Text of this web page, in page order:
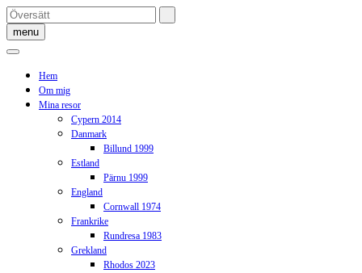
Skip
to
content
menu
Hem
Om mig
Mina resor
Cypern 2014
Danmark
Billund 1999
Estland
Pärnu 1999
England
Cornwall 1974
Frankrike
Rundresa 1983
Grekland
Rhodos 2023